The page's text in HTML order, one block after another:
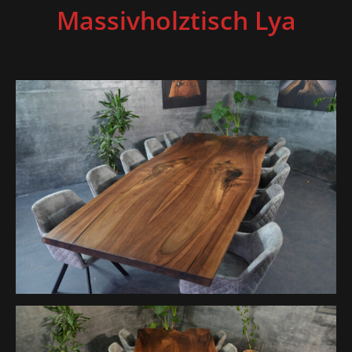
Massivholztisch Lya